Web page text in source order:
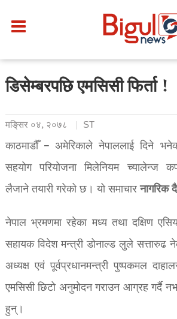
डिसेम्बरपछि एमसिसी फिर्ता !
मङि्सर ०४, २०७८ ST
काठमाडौँ – अमेरिकाले नेपाललाई दिने
सहयोग परियोजना मिलेनियम च्यालेन्ज
लैजाने तयारी गरेको छ। यो समाचारनागरिक
नेपाल भ्रमणमा रहेका मध्य तथा दक्षिण
सहायक विदेश मन्त्री डोनाल्ड लुले सत्तारुढ
अध्यक्ष एवं पूर्वप्रधानमन्त्री पुष्पकमल
एमसिसी छिटो अनुमोदन गराउन आग्रह गर्दै
हुन्।